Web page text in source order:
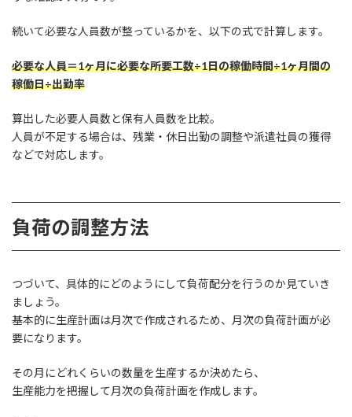
続いて必要な人員数が整っているかを、以下の式で計算します。
必要な人員＝1ヶ月に必要な所要工数÷1日の稼働時間÷1ヶ月間の
稼働日÷出勤率
算出した必要人員数と保有人員数を比較。
人員が不足する場合は、残業・休日出勤の調整や派遣社員の獲得
などで対応します。
負荷の調整方法
つづいて、具体的にどのようにして負荷配分を行うのか見ていき
ましょう。
基本的に生産計画は月次で作成されるため、月次の負荷計画が必
要になります。
その月にどれくらいの数量を生産するか決めたら、
生産能力を把握して月次の負荷計画を作成します。